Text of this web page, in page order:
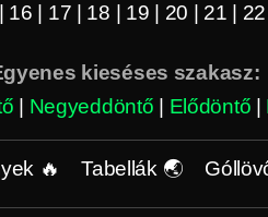
16 17 18 19 20 21 22
kieséses szakasz:
Negyeddöntő Elődöntő
🔥 Tabellák 🌏